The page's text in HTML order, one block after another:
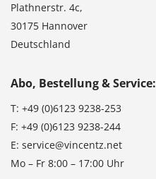
Plathnerstr. 4c,
30175 Hannover
Deutschland
Abo, Bestellung & Service:
T: +49 (0)6123 9238-253
F: +49 (0)6123 9238-244
E: service@vincentz.net
Mo – Fr 8:00 – 17:00 Uhr